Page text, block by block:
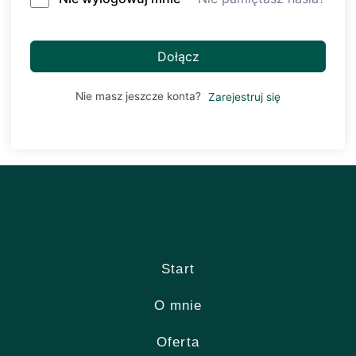
Dołącz
Nie masz jeszcze konta? Zarejestruj się
Start
O mnie
Oferta